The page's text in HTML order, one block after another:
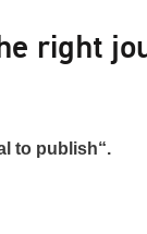
right
to publish“.